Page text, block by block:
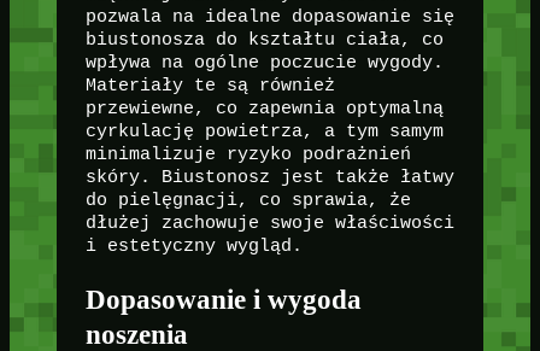
pozwala na idealne dopasowanie się
biustonosza do kształtu ciała, co
wpływa na ogólne poczucie wygody.
Materiały te są również
przewiewne, co zapewnia optymalną
cyrkulację powietrza, a tym samym
minimalizuje ryzyko podrażnień
skóry. Biustonosz jest także łatwy
do pielęgnacji, co sprawia, że
dłużej zachowuje swoje właściwości
i estetyczny wygląd.
Dopasowanie i wygoda
noszenia